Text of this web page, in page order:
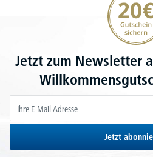
Jetzt zum Newsletter
Jetzt